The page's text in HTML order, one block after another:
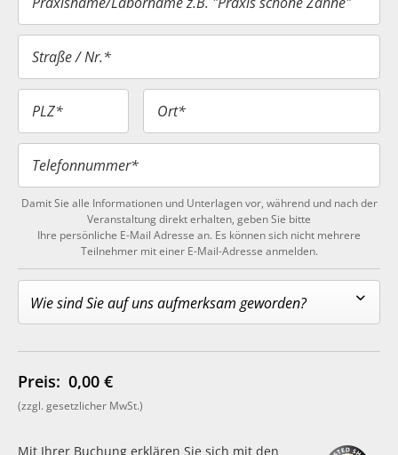
Straße / Nr.*
PLZ* Ort*
Telefonnummer*
Damit Sie alle Informationen und Unterlagen vor, während und nach der
Veranstaltung direkt erhalten, geben Sie bitte
Ihre persönliche E-Mail Adresse an. Es können sich nicht mehrere
Teilnehmer mit einer E-Mail-Adresse anmelden.
Wie sind Sie auf uns aufmerksam geworden?
Preis: 0,00 €
(zzgl. gesetzlicher MwSt.)
Mit Ihrer Buchung erklären Sie sich mit den